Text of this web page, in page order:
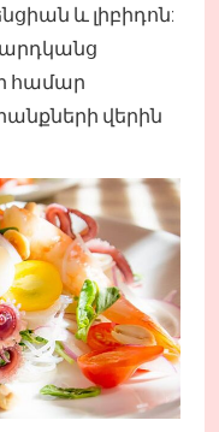
և լիբիդոն:
համար
վերին